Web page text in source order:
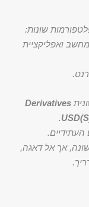
לסחור בבורסת בינאנס באמצעות 3 פלטפורמות שונות:
ואפליקציית
Derivatives
.
אך אל דאגה,